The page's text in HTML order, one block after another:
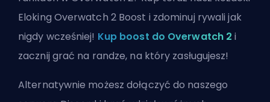
Eloking Overwatch 2 Boost i zdominuj rywali jak
nigdy wcześniej! Kup boost do Overwatch 2 i
zacznij grać na randze, na który zasługujesz!
Alternatywnie możeszdołączyć do naszego